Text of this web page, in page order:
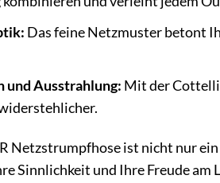
Das feine Netzmuster betont
und Ausstrahlung: Mit der Cottelli
Netzstrumpfhose ist nicht nur
Sinnlichkeit und Ihre Freude am